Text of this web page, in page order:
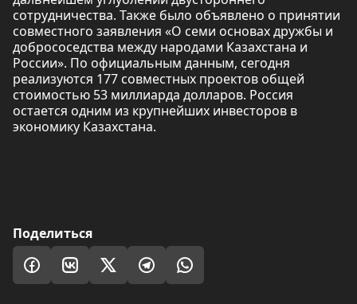
сотрудничества. Также было объявлено о принятии
совместного заявления «О семи основах дружбы и
добрососедства между народами Казахстана и
России». По официальным данным, сегодня
реализуются 177 совместных проектов общей
стоимостью 53 миллиарда долларов. Россия
остается одним из крупнейших инвесторов в
экономику Казахстана.
Поделиться